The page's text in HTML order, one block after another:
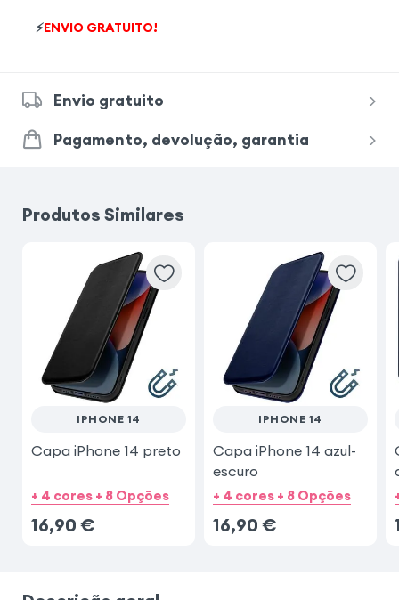
⚡ENVIO GRATUITO!
Envio gratuito
Pagamento, devolução, garantia
Produtos Similares
IPHONE 14
Capa iPhone 14 preto
+ 4 cores + 8 Opções
16,90 €
IPHONE 14
Capa iPhone 14 azul-
escuro
+ 4 cores + 8 Opções
16,90 €